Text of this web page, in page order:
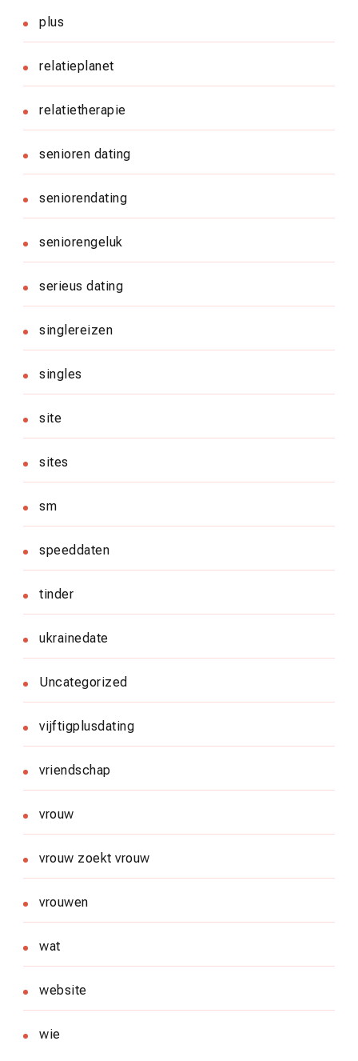
plus
relatieplanet
relatietherapie
senioren dating
seniorendating
seniorengeluk
serieus dating
singlereizen
singles
site
sites
sm
speeddaten
tinder
ukrainedate
Uncategorized
vijftigplusdating
vriendschap
vrouw
vrouw zoekt vrouw
vrouwen
wat
website
wie